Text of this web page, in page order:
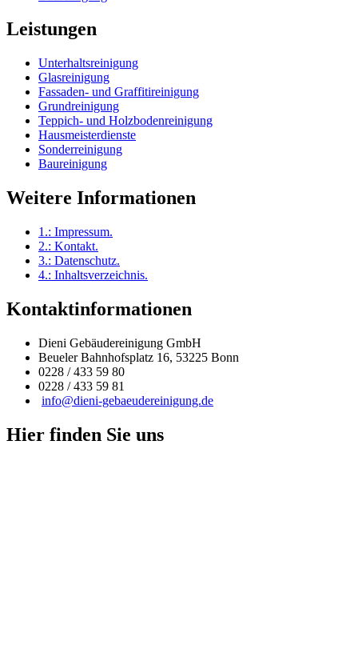
Leistungen
Unterhaltsreinigung
Glasreinigung
Fassaden- und Graffitireinigung
Grundreinigung
Teppich- und Holzbodenreinigung
Hausmeisterdienste
Sonderreinigung
Baureinigung
Weitere Informationen
1.: Impressum.
2.: Kontakt.
3.: Datenschutz.
4.: Inhaltsverzeichnis.
Kontaktinformationen
Dieni Gebäudereinigung GmbH
Beueler Bahnhofsplatz 16, 53225 Bonn
0228 / 433 59 80
0228 / 433 59 81
info@dieni-gebaeudereinigung.de
Hier finden Sie uns